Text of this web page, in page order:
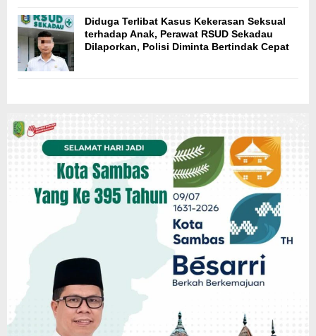
Diduga Terlibat Kasus Kekerasan Seksual
terhadap Anak, Perawat RSUD Sekadau
Dilaporkan, Polisi Diminta Bertindak Cepat